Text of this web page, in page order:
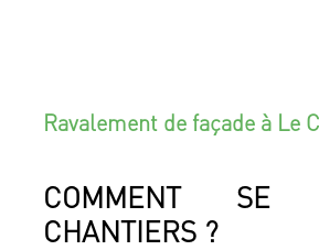
Ravalement de façade à Le
COMMENT SE
CHANTIERS ?